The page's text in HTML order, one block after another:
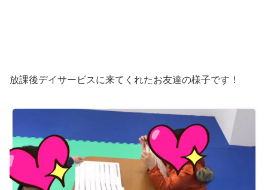
放課後デイサービスに来てくれたお友達の様子です！